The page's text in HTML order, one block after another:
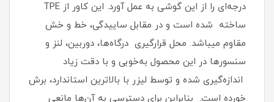
درجه‌ای را از این گوشی به عمل آورد‏.‏ این کاور از TPE
ساخته شده است و در مقابل ساییدگی، خط و خش
مقاوم میباشد.‏ محل قرارگیری درگاه‌ها، دوربین، لنز و
سنسورها در این محصول به‌خوبی و با دقت زیاد
اندازه‌گیری شده و توسط لیزر با بالاترین استاندارد، برش
خورده است‏.‏ بنابراین برای دسترسی به آن‌ها مانعی